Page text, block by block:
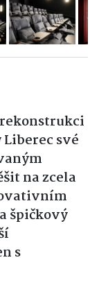
své
na zcela
špičkový
s